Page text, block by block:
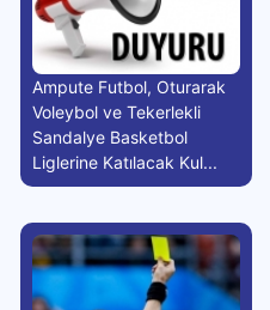
Ampute Futbol, Oturarak
Voleybol ve Tekerlekli
Sandalye Basketbol
Liglerine Katılacak Kul...